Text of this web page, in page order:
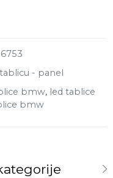
6753
- panel
bmw, led tablice
bmw